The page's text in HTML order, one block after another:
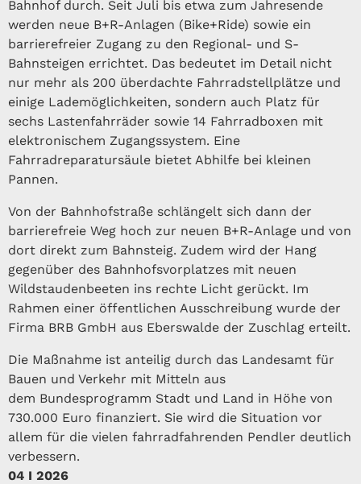
Bahnhof durch. Seit Juli bis etwa zum Jahresende
werden neue B+R-Anlagen (Bike+Ride) sowie ein
barrierefreier Zugang zu den Regional- und S-
Bahnsteigen errichtet. Das bedeutet im Detail nicht
nur mehr als 200 überdachte Fahrradstellplätze und
einige Lademöglichkeiten, sondern auch Platz für
sechs Lastenfahrräder sowie 14 Fahrradboxen mit
elektronischem Zugangssystem. Eine
Fahrradreparatursäule bietet Abhilfe bei kleinen
Pannen.
Von der Bahnhofstraße schlängelt sich dann der
barrierefreie Weg hoch zur neuen B+R-Anlage und von
dort direkt zum Bahnsteig. Zudem wird der Hang
gegenüber des Bahnhofsvorplatzes mit neuen
Wildstaudenbeeten ins rechte Licht gerückt. Im
Rahmen einer öffentlichen Ausschreibung wurde der
Firma BRB GmbH aus Eberswalde der Zuschlag erteilt.
Die Maßnahme ist anteilig durch das Landesamt für
Bauen und Verkehr mit Mitteln aus
dem Bundesprogramm Stadt und Land in Höhe von
730.000 Euro finanziert. Sie wird die Situation vor
allem für die vielen fahrradfahrenden Pendler deutlich
verbessern.
04 I 2026